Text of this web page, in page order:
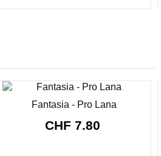
Fantasia - Pro Lana
CHF 7.80